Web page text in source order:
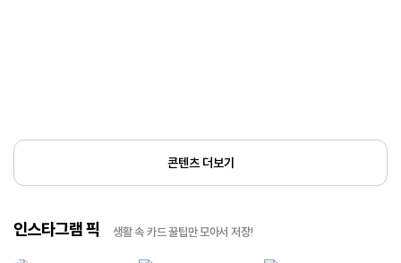
콘텐츠 더보기
인스타그램 픽 생활 속 카드 꿀팁만 모아서 저장!